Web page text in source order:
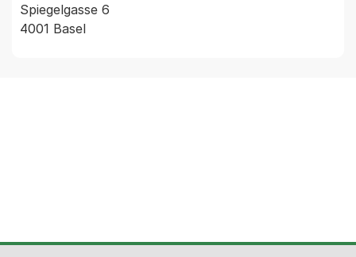
Spiegelgasse 6
4001 Basel